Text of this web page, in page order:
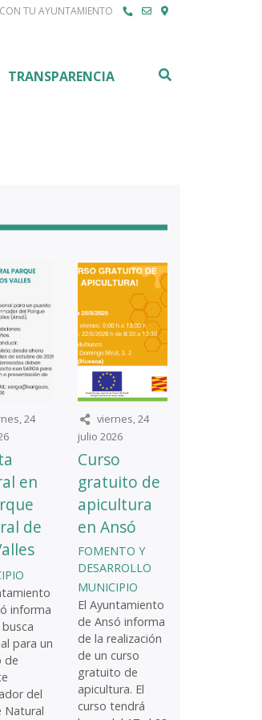
TU AYUNTAMIENTO
TRANSPARENCIA
24
en
de
informa
para un
de
del
Natural
viernes, 24
julio 2026
Curso
gratuito de
apicultura
en Ansó
FOMENTO Y
DESARROLLO
MUNICIPIO
El Ayuntamiento
de Ansó informa
de la realización
de un curso
gratuito de
apicultura. El
curso tendrá